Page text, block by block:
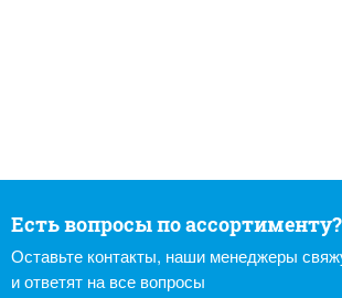
Есть вопросы по ассортименту?
Оставьте контакты, наши менеджеры
и ответят на все вопросы